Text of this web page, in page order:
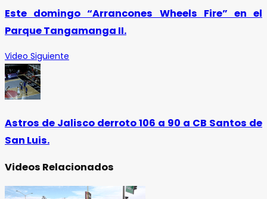
Este domingo “Arrancones Wheels Fire” en el
Parque Tangamanga II.
Video Siguiente
Astros de Jalisco derroto 106 a 90 a CB Santos de
San Luis.
Videos Relacionados